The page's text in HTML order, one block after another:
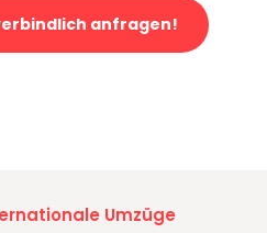
anfragen!
Umzüge